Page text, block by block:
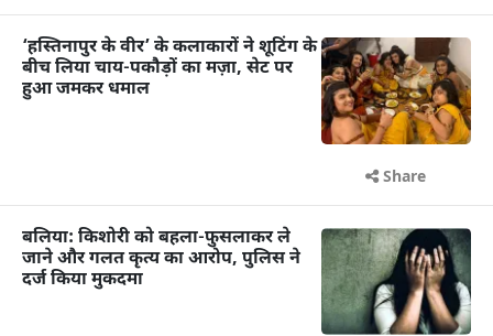
‘हस्तिनापुर के वीर’ के कलाकारों ने शूटिंग के
बीच लिया चाय-पकौड़ों का मज़ा, सेट पर
हुआ जमकर धमाल
Share
बलिया: किशोरी को बहला-फुसलाकर ले
जाने और गलत कृत्य का आरोप, पुलिस ने
दर्ज किया मुकदमा